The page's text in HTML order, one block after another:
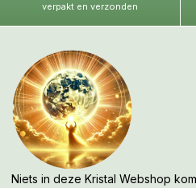
verpakt en verzonden
Niets in deze Kristal Webshop